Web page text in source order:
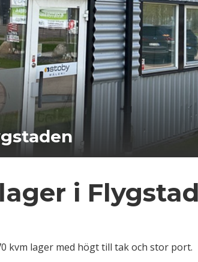
i
kvm lager med högt till tak och stor port.